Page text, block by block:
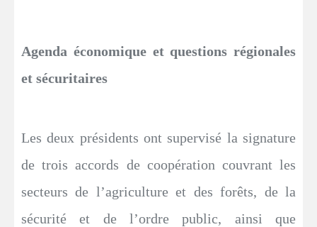
Agenda économique et questions régionales
et sécuritaires
Les deux présidents ont supervisé la signature
de trois accords de coopération couvrant les
secteurs de l’agriculture et des forêts, de la
sécurité et de l’ordre public, ainsi que